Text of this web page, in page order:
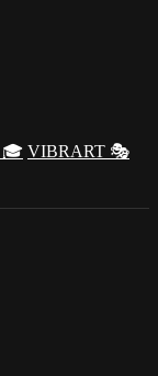
🎓 VIBRART 🎭